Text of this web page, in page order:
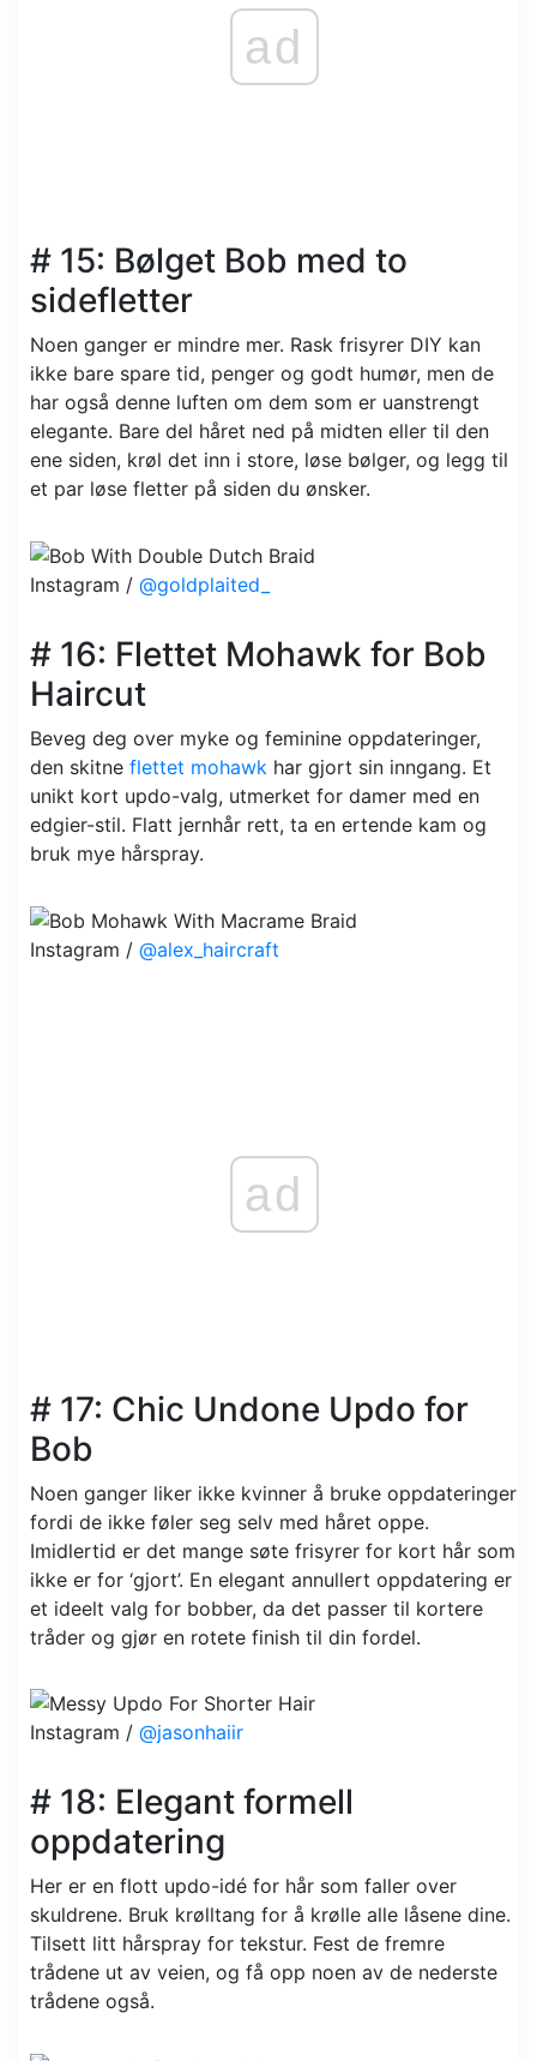
ad
# 15: Bølget Bob med to
sidefletter
Noen ganger er mindre mer. Rask frisyrer DIY kan
ikke bare spare tid, penger og godt humør, men de
har også denne luften om dem som er uanstrengt
elegante. Bare del håret ned på midten eller til den
ene siden, krøl det inn i store, løse bølger, og legg til
et par løse fletter på siden du ønsker.
Instagram / @goldplaited_
# 16: Flettet Mohawk for Bob
Haircut
Beveg deg over myke og feminine oppdateringer,
den skitne flettet mohawk har gjort sin inngang. Et
unikt kort updo-valg, utmerket for damer med en
edgier-stil. Flatt jernhår rett, ta en ertende kam og
bruk mye hårspray.
Instagram / @alex_haircraft
ad
# 17: Chic Undone Updo for
Bob
Noen ganger liker ikke kvinner å bruke oppdateringer
fordi de ikke føler seg selv med håret oppe.
Imidlertid er det mange søte frisyrer for kort hår som
ikke er for ‘gjort’. En elegant annullert oppdatering er
et ideelt valg for bobber, da det passer til kortere
tråder og gjør en rotete finish til din fordel.
Instagram / @jasonhaiir
# 18: Elegant formell
oppdatering
Her er en flott updo-idé for hår som faller over
skuldrene. Bruk krølltang for å krølle alle låsene dine.
Tilsett litt hårspray for tekstur. Fest de fremre
trådene ut av veien, og få opp noen av de nederste
trådene også.